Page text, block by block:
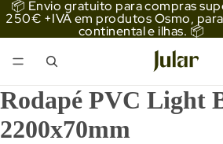
📦 Envio gratuito para compras
250€ +IVA em produtos Osmo,
continental e ilhas. 📦
Rodapé PVC Light
2200x70mm